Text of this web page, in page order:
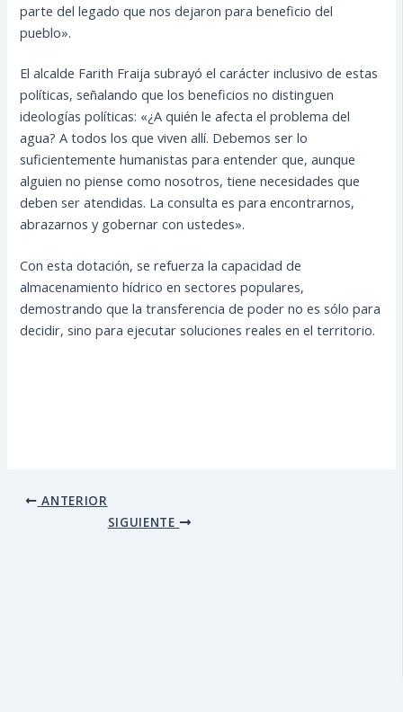
parte del legado que nos dejaron para beneficio del
pueblo».
El alcalde Farith Fraija subrayó el carácter inclusivo de estas
políticas, señalando que los beneficios no distinguen
ideologías políticas: «¿A quién le afecta el problema del
agua? A todos los que viven allí. Debemos ser lo
suficientemente humanistas para entender que, aunque
alguien no piense como nosotros, tiene necesidades que
deben ser atendidas. La consulta es para encontrarnos,
abrazarnos y gobernar con ustedes».
Con esta dotación, se refuerza la capacidad de
almacenamiento hídrico en sectores populares,
demostrando que la transferencia de poder no es sólo para
decidir, sino para ejecutar soluciones reales en el territorio.
ANTERIOR
SIGUIENTE